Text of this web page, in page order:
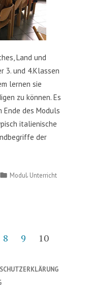
Land und
3. und 4.Klassen
lernen sie
zu können. Es
des Moduls
italienische
der
Posted
Modul Unterricht
8 9 10